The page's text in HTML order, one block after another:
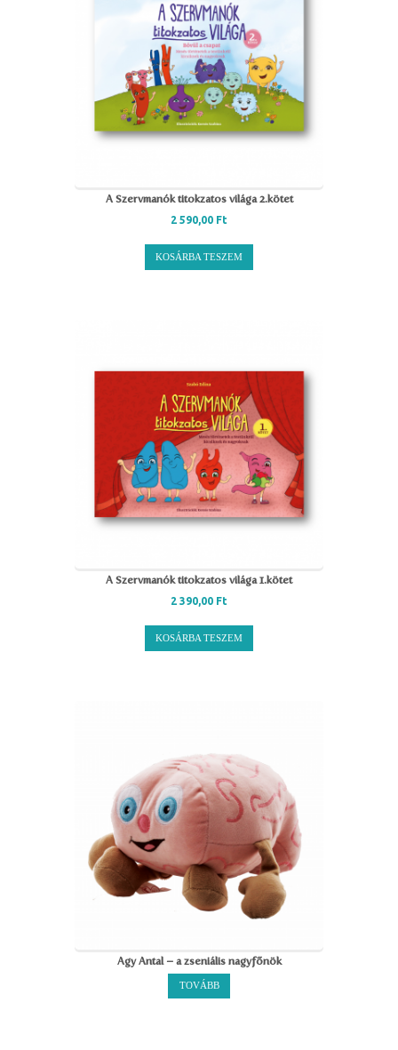
A Szervmanók titokzatos világa 2.kötet
2 590,00 Ft
KOSÁRBA TESZEM
A Szervmanók titokzatos világa 1.kötet
2 390,00 Ft
KOSÁRBA TESZEM
Agy Antal – a zseniális nagyfőnök
TOVÁBB